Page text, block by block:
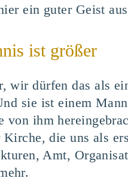
ein guter Geist
ist größer
wir dürfen das als
sie ist einem
von ihm
die uns als
Amt,